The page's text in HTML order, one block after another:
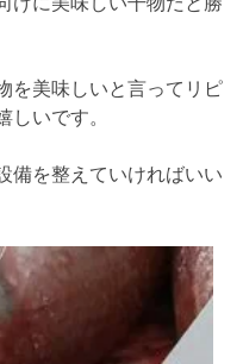
を美味しいと言ってリピ
しいです。
備を整えていければいい